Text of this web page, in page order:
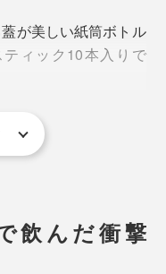
は、もうひとつ理由
使用しています。た
も、近隣の茶畑が農
付着してしまうのだ
他の茶畑がなく、と
んでくる心配もあり
物質が入っています
のため、化学物質に
を重ねました。
が美しい紙筒ボトル
ィック10本入りで
飲んだ衝撃